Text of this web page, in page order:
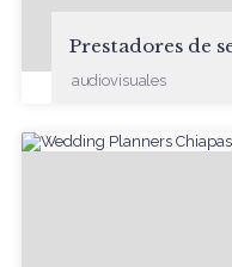
Prestadores de
audiovisuales